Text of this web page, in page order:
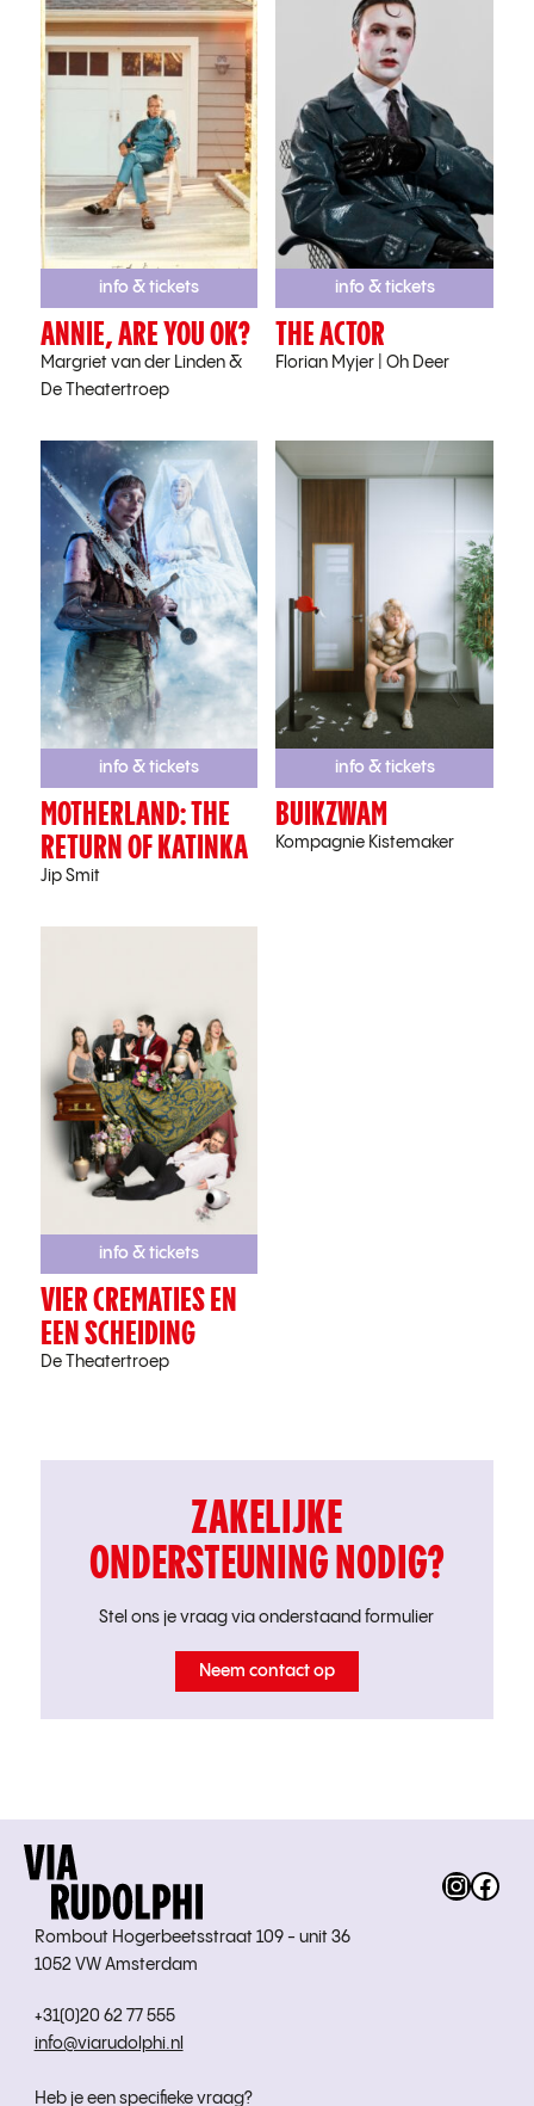
info & tickets
ANNIE, ARE YOU OK?
Margriet van der Linden&
De Theatertroep
info & tickets
THE ACTOR
Florian Myjer | Oh Deer
info & tickets
MOTHERLAND: THE
RETURN OF KATINKA
Jip Smit
info & tickets
BUIKZWAM
Kompagnie Kistemaker
info & tickets
VIER CREMATIES EN
EEN SCHEIDING
De Theatertroep
ZAKELIJKE
ONDERSTEUNING NODIG?
Stel ons je vraag via onderstaand formulier
Neem contact op
Rombout Hogerbeetsstraat 109 - unit 36
1052 VW Amsterdam
+31(0)20 62 77 555
info@viarudolphi.nl
Heb je een specifieke vraag?